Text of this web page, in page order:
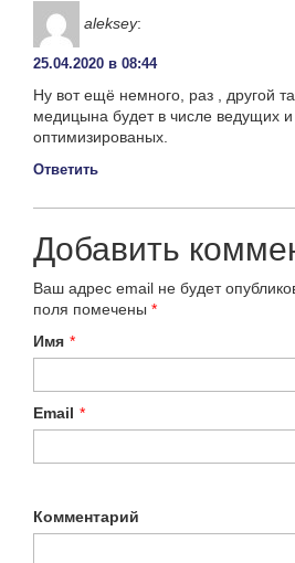
aleksey:
25.04.2020 в 08:44
Ну вот ещё немного, раз , другой
медицына будет в числе ведущих
оптимизированых.
Ответить
Добавить
Ваш адрес email не будет
поля помечены *
Имя *
Email *
Комментарий